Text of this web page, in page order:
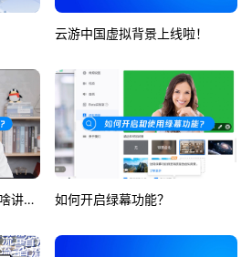
云游中国虚拟背景上线啦！
「眼神接触」功能背后有啥讲究？ 如何开启绿幕功能？